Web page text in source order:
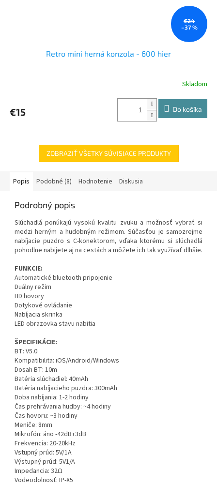
€24
–37 %
Retro mini herná konzola - 600 hier
Skladom
€15 Do košíka
ZOBRAZIŤ VŠETKY SÚVISIACE PRODUKTY
Popis Podobné (8) Hodnotenie Diskusia
Podrobný popis
Slúchadlá ponúkajú vysokú kvalitu zvuku a možnosť vybrať si
medzi herným a hudobným režimom. Súčasťou je samozrejme
nabíjacie puzdro s C-konektorom, vďaka ktorému si slúchadlá
pohodlne nabijete aj na cestách a môžete ich tak využívať dlhšie.
FUNKCIE:
Automatické bluetooth pripojenie
Duálny režim
HD hovory
Dotykové ovládanie
Nabíjacia skrinka
LED obrazovka stavu nabitia
ŠPECIFIKÁCIE:
BT: V5.0
Kompatibilita: iOS/Android/Windows
Dosah BT: 10m
Batéria slúchadiel: 40mAh
Batéria nabíjacieho puzdra: 300mAh
Doba nabíjania: 1-2 hodiny
Čas prehrávania hudby: ~4 hodiny
Čas hovoru: ~3 hodiny
Meniče: 8mm
Mikrofón: áno -42dB+3dB
Frekvencia: 20-20kHz
Vstupný prúd: 5V/1A
Výstupný prúd: 5V1/A
Impedancia: 32Ω
Vodeodolnosť: IP-X5